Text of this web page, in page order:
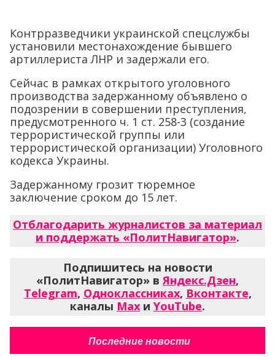
Контрразведчики украинской спецслужбы
установили местонахождение бывшего
артиллериста ЛНР и задержали его.
Сейчас в рамках открытого уголовного
производства задержанному объявлено о
подозрении в совершении преступления,
предусмотренного ч. 1 ст. 258-3 (создание
террористической группы или
террористической организации) Уголовного
кодекса Украины.
Задержанному грозит тюремное
заключение сроком до 15 лет.
Отблагодарить журналистов за материал
и поддержать «ПолитНавигатор».
Подпишитесь на новости
«ПолитНавигатор» в Яндекс.Дзен,
Telegram, Одноклассниках, Вконтакте,
каналы Max и YouTube.
Последние новости